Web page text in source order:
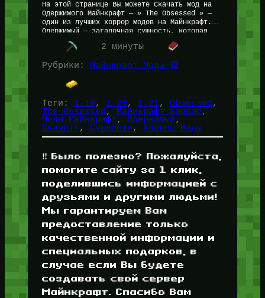
На этой странице Вы можете Скачать мод на
Одержимого Майнкрафт — » The Obsessed » —
один из лучших хоррор модов на Майнкрафт.
Одержимый — загадочная сущность, которая
ВСЕГДА будет…
2 минуты
Рубрики: Майнкрафт Моды 🟩
Теги: 1.19, 1.20, 1.21, Obsessed
The Obsessed , Майнкрафт Хоррор
Моды Майнкрафт, Одержимый
Скачать, Сущности, Хоррор Моды
‼️ Было полезно? Пожалуйста,
помогите сайту за 1 клик,
поделившись информацией с
друзьями и другими людьми!
Мы гарантируем Вам
предоставление только
качественной информации и
специальных подарков, в
случае если Вы будете
создавать свой сервер
Майнкрафт. Спасибо Вам